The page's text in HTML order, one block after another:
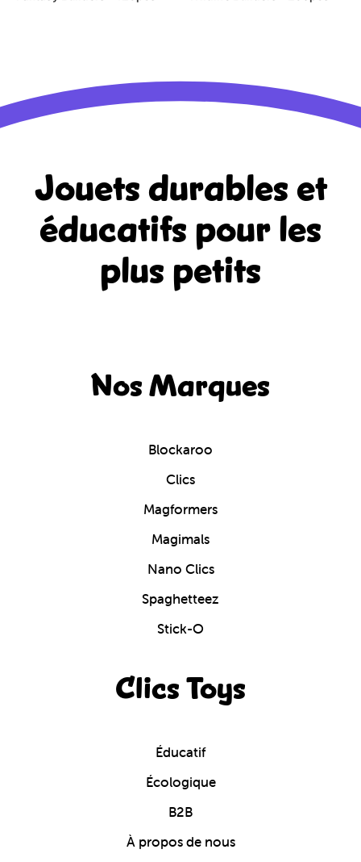
Jouets durables et
éducatifs pour les
plus petits
Nos Marques
Blockaroo
Clics
Magformers
Magimals
Nano Clics
Spaghetteez
Stick-O
Clics Toys
Éducatif
Écologique
B2B
À propos de nous